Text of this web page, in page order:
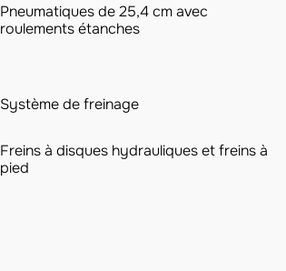
Pneumatiques de 25,4 cm avec
roulements étanches​
Système de freinage
Freins à disques hydrauliques et freins à
pied​